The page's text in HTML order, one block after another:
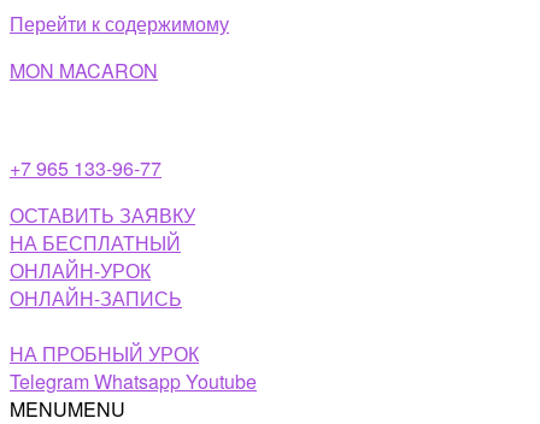
Перейти к содержимому
MON MACARON
+7 965 133-96-77
ОСТАВИТЬ ЗАЯВКУ
НА БЕСПЛАТНЫЙ
ОНЛАЙН-УРОК
ОНЛАЙН-ЗАПИСЬ
НА ПРОБНЫЙ УРОК
TelegramWhatsappYoutube
MENUMENU